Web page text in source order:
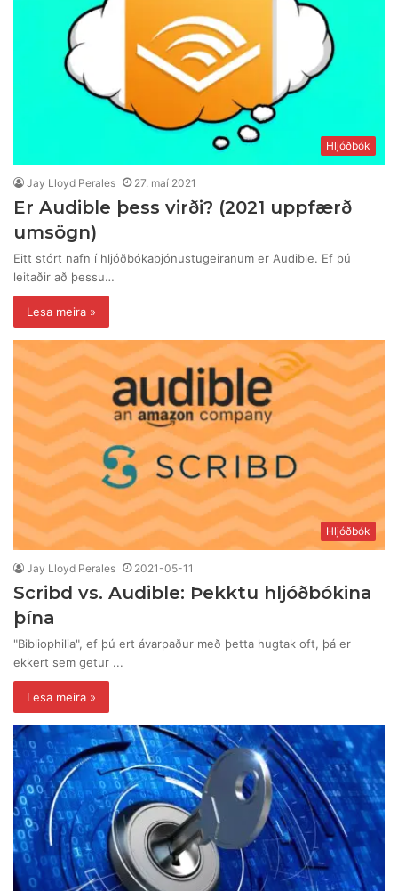
Hljóðbók
Jay Lloyd Perales 27. maí 2021
Er Audible þess virði? (2021 uppfærð
umsögn)
Eitt stórt nafn í hljóðbókaþjónustugeiranum er Audible. Ef þú
leitaðir að þessu…
Lesa meira »
Hljóðbók
Jay Lloyd Perales 2021-05-11
Scribd vs. Audible: Þekktu hljóðbókina
þína
"Bibliophilia", ef þú ert ávarpaður með þetta hugtak oft, þá er
ekkert sem getur ...
Lesa meira »